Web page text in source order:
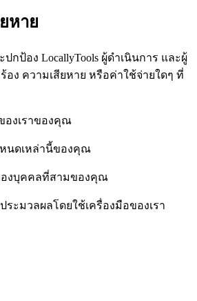
หาย
ป้อง LocallyTools ผู้ดำเนินการ และผู้
อง ความเสียหาย หรือค่าใช้จ่ายใดๆ ที่
องเราของคุณ
นดเหล่านี้ของคุณ
องบุคคลที่สามของคุณ
ะมวลผลโดยใช้เครื่องมือของเรา